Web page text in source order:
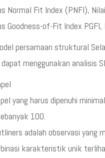
Normal Fit Index (PNFI),
Goodness-of-Fit Index
persamaan struktural
menggunakan analisis
yang harus dipenuhi
100.
adalah observasi
karakteristik unik